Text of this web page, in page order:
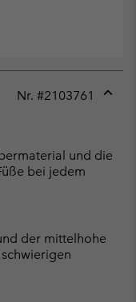
Nr. #2103761
und die
bei jedem
der mittelhohe